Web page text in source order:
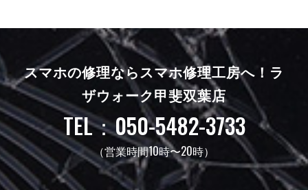
スマホの修理ならスマホ修理工房へ！ ラ
ザウォーク甲斐双葉店
TEL：050-5482-3733
（営業時間10時〜20時）